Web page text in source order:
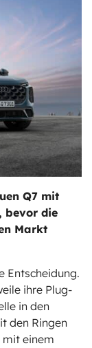
Q7 mit
bevor die
Markt
Entscheidung.
ihre Plug-
in den
den Ringen
mit einem